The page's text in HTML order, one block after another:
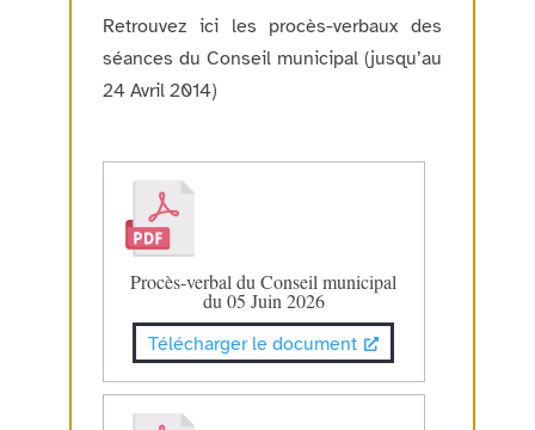
Retrouvez ici les procès-verbaux des
séances du Conseil municipal (jusqu’au
24 Avril 2014)
Procès-verbal du Conseil municipal
du 05 Juin 2026
Télécharger le document